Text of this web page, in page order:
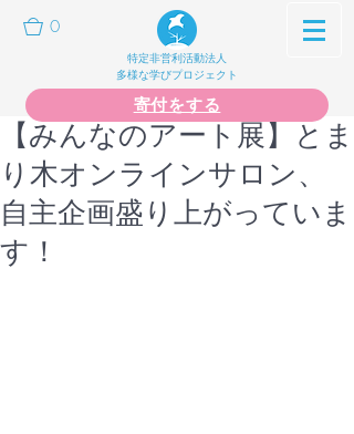
0
特定非営利活動法人
多様な学びプロジェクト
寄付をする
【みんなのアート展】とま
り木オンラインサロン、
自主企画盛り上がっていま
す！